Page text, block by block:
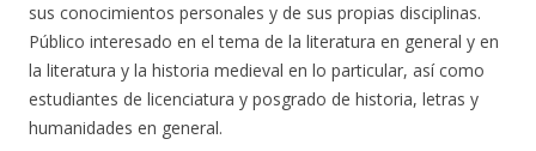
sus conocimientos personales y de sus propias disciplinas.
Público interesado en el tema de la literatura en general y en
la literatura y la historia medieval en lo particular, así como
estudiantes de licenciatura y posgrado de historia, letras y
humanidades en general.